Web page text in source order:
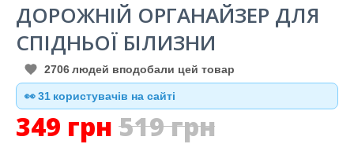
ДОРОЖНІЙ ОРГАНАЙЗЕР ДЛЯ
СПІДНЬОЇ БІЛИЗНИ
2706 людей вподобали цей товар
👀30 користувачів на сайті
349 грн 519грн